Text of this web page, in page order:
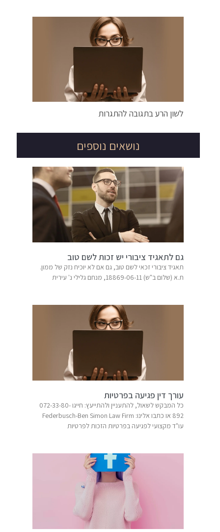
לשון הרע בתגובה להתגרות
נושאים נוספים
גם לתאגיד ציבורי יש זכות לשם טוב
תאגיד ציבורי זכאי לשם טוב, גם אם לא יוכיח נזק של ממון.
ת.א (שלום ב"ש) 18869-06-11, מנחם גלילי נ' עירית
עורך דין פגיעה בפרטיות
כל המבקש לשאול, להתעניין ולהתייעץ: חייגו 072-33-80-
עו"ד מקצועי לפגיעה בפרטיות הזכות לפרטיות